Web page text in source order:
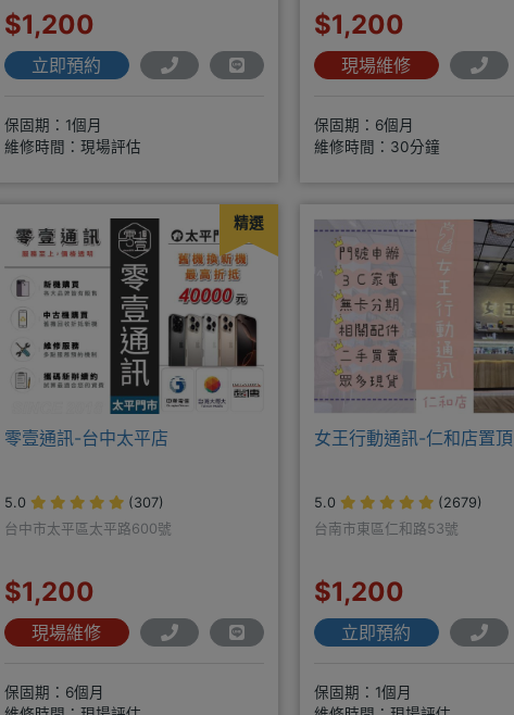
$1,200
立即預約
保固期：1個月
維修時間：現場評估
$1,200
現場維修
保固期：6個月
維修時間：30分鐘
精選
零壹通訊-台中太平店
5.0
(307)
台中市太平區太平路600號
$1,200
現場維修
保固期：6個月
女王行動通訊-仁和店置頂
5.0
(2679)
台南市東區仁和路53號
$1,200
立即預約
保固期：1個月